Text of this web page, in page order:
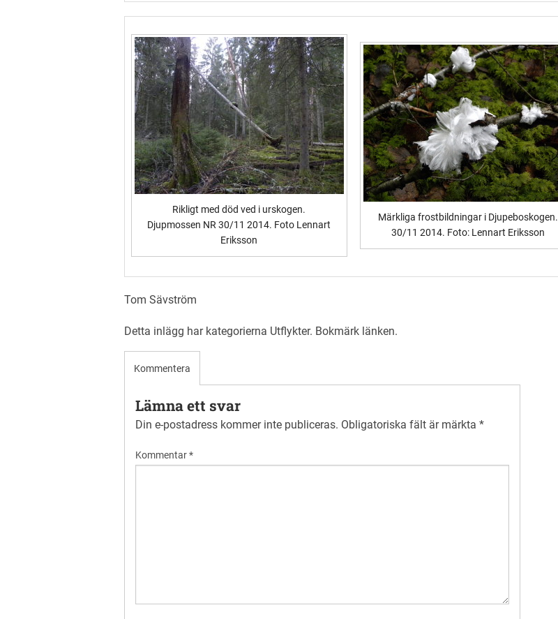
Rikligt med död ved i urskogen.
Djupmossen NR 30/11 2014. Foto Lennart
Eriksson
Märkliga frostbildningar i Djupeboskogen.
30/11 2014. Foto: Lennart Eriksson
Tom Sävström
Detta inlägg har kategorierna Utflykter. Bokmärk länken.
Kommentera
Lämna ett svar
Din e-postadress kommer inte publiceras. Obligatoriska fält är märkta *
Kommentar*